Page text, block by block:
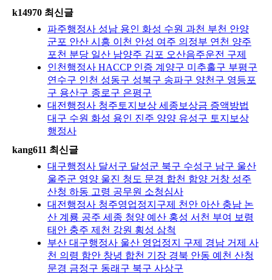
k14970 최신글
파주행정사 성남 용인 화성 수원 과천 부천 안양
군포 안산 시흥 이천 안성 여주 의정부 연천 양주
포천 분당 일산 남양주 김포 오산음주운전 구제
인천행정사 HACCP 인증 계양구 미추홀구 부평구
연수구 인천 성동구 성북구 송파구 양천구 영등포
구 용산구 종로구 은평구
대전행정사 청주토지보상 세종보상금 증액방법
대구 수원 화성 용인 진주 양양 유성구 토지보상
행정사
kang611 최신글
대구행정사 달서구 달성군 북구 수성구 남구 울산
울주군 영양 울진 청도 문경 합천 함양 거창 성주
산청 하동 고령 공무원 소청심사
대전행정사 청주영업정지구제 천안 아산 충남 논
산 계룡 공주 세종 청양 예산 홍성 서천 부여 보령
태안 충주 제천 강원 횡성 삼척
부산 대구행정사 울산 영업정지 구제 경남 거제 사
천 의령 함안 창녕 합천 기장 경북 안동 예천 산청
문경 금정구 동래구 북구 사상구